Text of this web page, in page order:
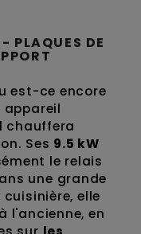
PLAQUES DE
est-ce encore
appareil
chauffera
Ses 9.5 kW
le relais
une grande
elle
l'ancienne, en